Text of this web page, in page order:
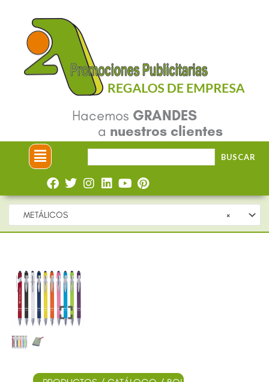
contenido
Hacemos GRANDES
a nuestros clientes
Menú BUSCAR
×
METÁLICOS